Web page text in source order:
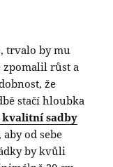
trvalo by mu
zpomalil růst a
že
stačí hloubka
kvalitní sadby
od sebe
by kvůli